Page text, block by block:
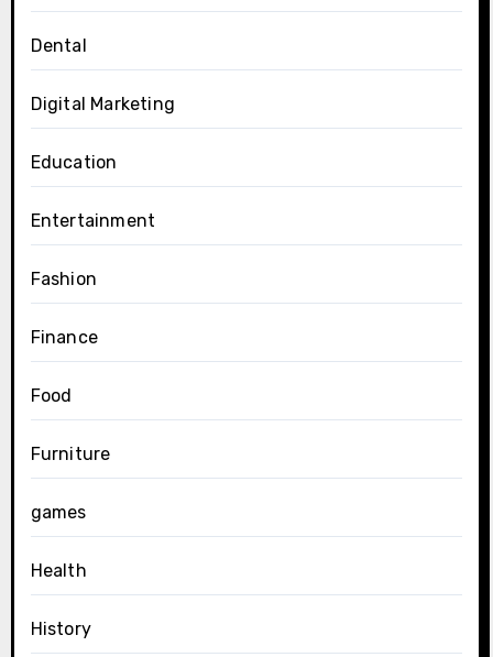
Dental
Digital Marketing
Education
Entertainment
Fashion
Finance
Food
Furniture
games
Health
History